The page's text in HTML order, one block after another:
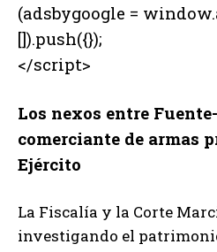
(adsbygoogle =
[]).push({});
</script>
Los nexos entre
comerciante de armas
Ejército
La Fiscalía y la Corte
investigando el